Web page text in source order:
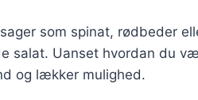
som spinat, rødbeder
salat. Uanset hvordan du
og lækker mulighed.